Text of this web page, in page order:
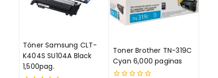
Tóner Samsung CLT-
K404S SU104A Black
1,500pag.
Toner Brother TN-319C
Cyan 6,000 paginas